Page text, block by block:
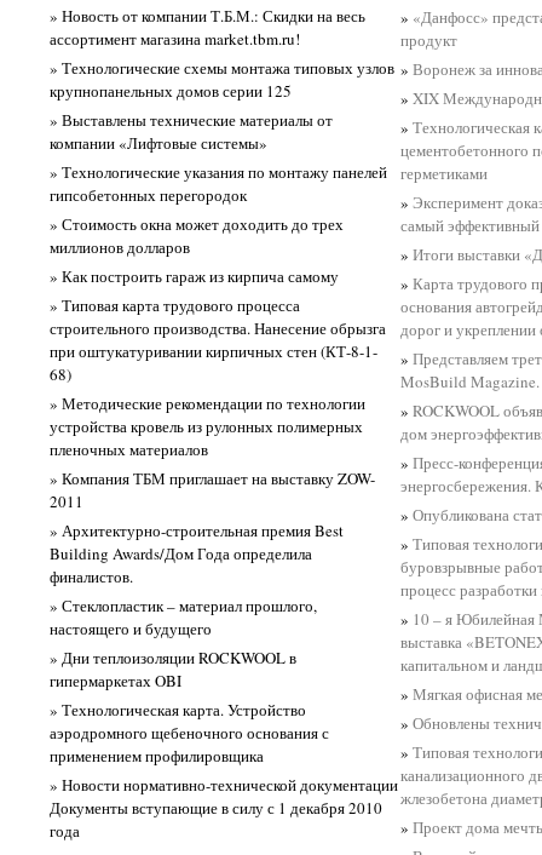
» Новость от компании Т.Б.М.: Скидки на весь
ассортимент магазина market.tbm.ru!
» Технологические схемы монтажа типовых узлов
крупнопанельных домов серии 125
» Выставлены технические материалы от
компании «Лифтовые системы»
» Технологические указания по монтажу панелей
гипсобетонных перегородок
» Стоимость окна может доходить до трех
миллионов долларов
» Как построить гараж из кирпича самому
» Типовая карта трудового процесса
строительного производства. Нанесение обрызга
при оштукатуривании кирпичных стен (КТ-8-1-
68)
» Методические рекомендации по технологии
устройства кровель из рулонных полимерных
пленочных материалов
» Компания ТБМ приглашает на выставку ZOW-
2011
» Архитектурно-строительная премия Best
Building Awards/Дом Года определила
финалистов.
» Стеклопластик – материал прошлого,
настоящего и будущего
» Дни теплоизоляции ROCKWOOL в
гипермаркетах OBI
» Технологическая карта. Устройство
аэродромного щебеночного основания с
применением профилировщика
» Новости нормативно-технической документации
Документы вступающие в силу с 1 декабря 2010
года
» «Данфосс»
продукт
» Воронеж за
» XIX
» Технологическая
цементобетонного
герметиками
» Эксперимент
самый
» Итоги выставки
» Карта трудового
основания
дорог и
» Представляем
MosBuild Magazine.
» ROCKWOOL
дом
» Пресс-
энергосбережения.
» Опубликована
» Типовая
буровзрывные
процесс
» 10 – я Юбилейная
выставка
капитальном и
» Мягкая офисная
» Обновлены
» Типовая
канализационного
жлезобетона
» Проект дома